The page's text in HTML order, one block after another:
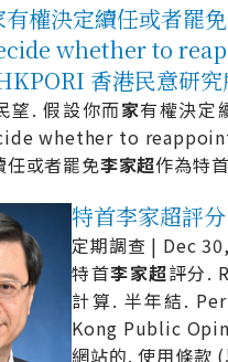
有權決定續任或者罷
whether to
香港民意研究
望. 假設你而家有權決定
whether to
任或者罷免李家超作為特
特首李家超評
定期調查 | Dec
特首李家超評分.
計算. 半年結.
Kong Public
網站的. 使用條款